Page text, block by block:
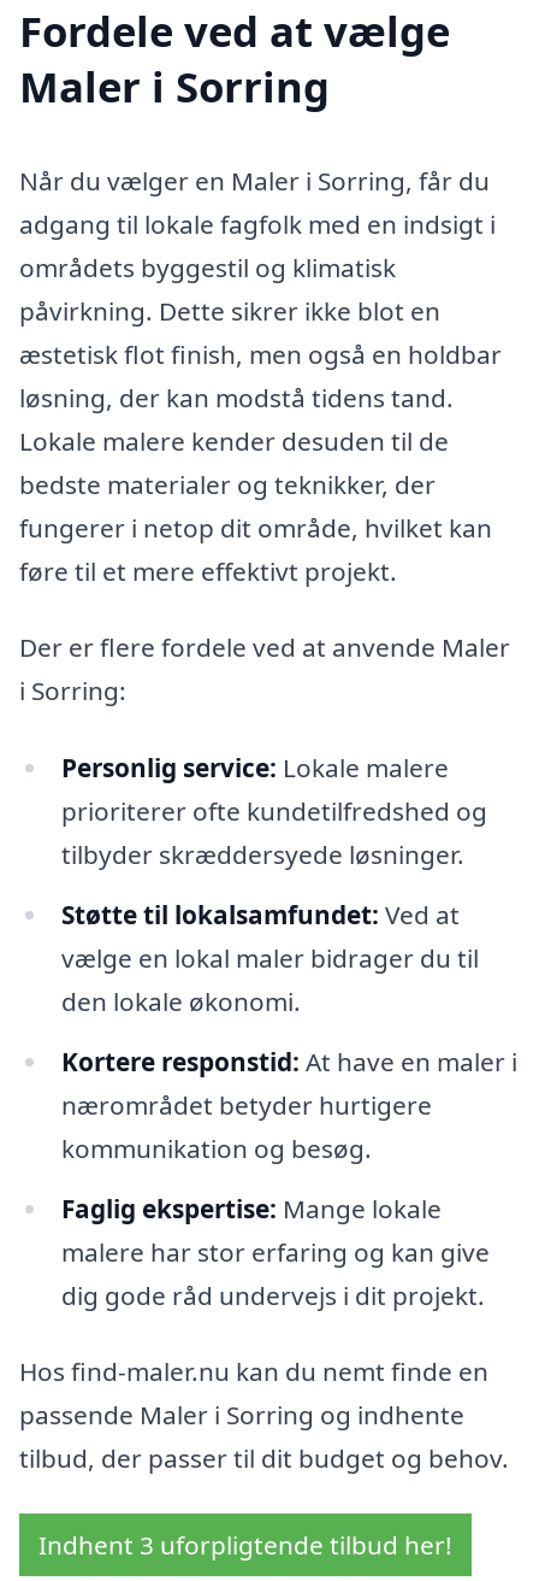
Fordele ved at vælge
Maler i Sorring
Når du vælger en Maler i Sorring, får du
adgang til lokale fagfolk med en indsigt i
områdets byggestil og klimatisk
påvirkning. Dette sikrer ikke blot en
æstetisk flot finish, men også en holdbar
løsning, der kan modstå tidens tand.
Lokale malere kender desuden til de
bedste materialer og teknikker, der
fungerer i netop dit område, hvilket kan
føre til et mere effektivt projekt.
Der er flere fordele ved at anvende Maler
i Sorring:
Personlig service: Lokale malere
prioriterer ofte kundetilfredshed og
tilbyder skræddersyede løsninger.
Støtte til lokalsamfundet: Ved at
vælge en lokal maler bidrager du til
den lokale økonomi.
Kortere responstid: At have en maler i
nærområdet betyder hurtigere
kommunikation og besøg.
Faglig ekspertise: Mange lokale
malere har stor erfaring og kan give
dig gode råd undervejs i dit projekt.
Hos find-maler.nu kan du nemt finde en
passende Maler i Sorring og indhente
tilbud, der passer til dit budget og behov.
Indhent 3 uforpligtende tilbud her!